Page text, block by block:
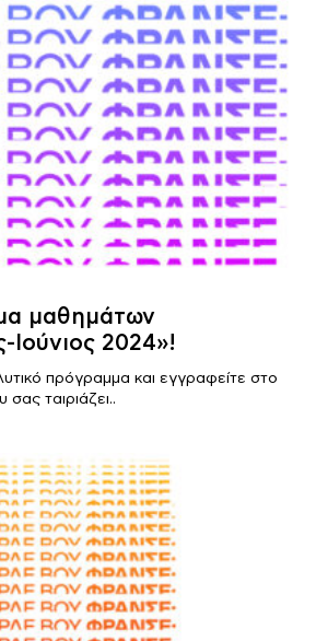
μαθημάτων
Ιούνιος 2024»!
πρόγραμμα και εγγραφείτε στο
ταιριάζει..